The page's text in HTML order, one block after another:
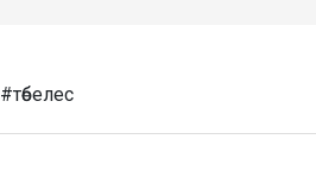
#төбелес